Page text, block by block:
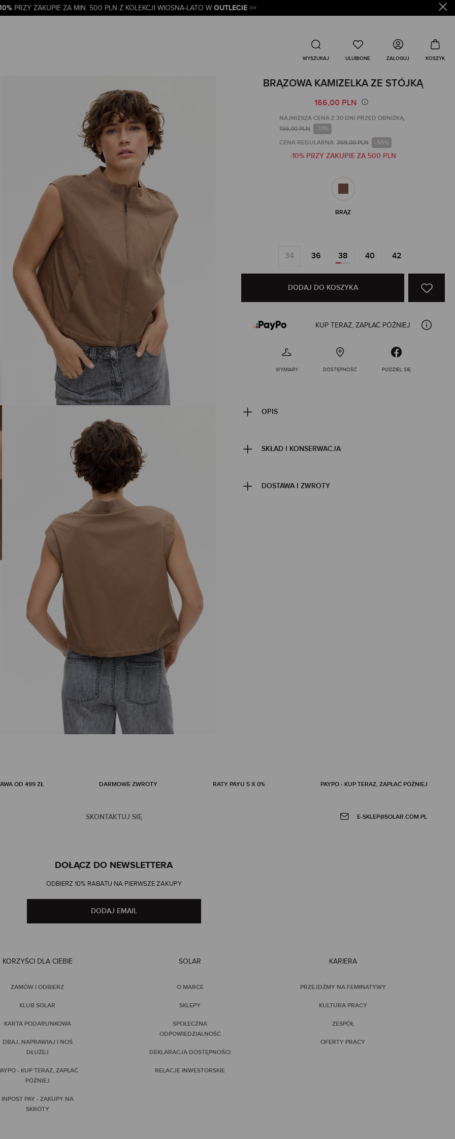
PRZY ZAKUPIE ZA MIN. 500 PLN Z KOLEKCJI WIOSNA-LATO W OUTLECIE >>
ZALOGUJ
BRĄZOWA KAMIZELKA ZE STÓJKĄ
166,00 PLN
NAJNIŻSZA CENA Z 30 DNI PRZED OBNIŻKĄ:
199,00 PLN
-17%
CENA REGULARNA: 369,00 PLN -55%
-10% PRZY ZAKUPIE ZA 500 PLN
BRĄZ
34 36 38 40 42
DODAJ DO KOSZYKA
KUP TERAZ, ZAPŁAĆ PÓŹNIEJ
WYMIARY DOSTĘPNOŚĆ PODZIEL SIĘ
OPIS
SKŁAD I KONSERWACJA
DOSTAWA I ZWROTY
OD 499 ZŁ DARMOWE ZWROTY RATY PAYU 5 X 0% PAYPO - KUP TERAZ, ZAPŁAĆ PÓŹNIEJ
SKONTAKTUJ SIĘ E-SKLEP@SOLAR.COM.PL
DOŁĄCZ DO NEWSLETTERA
ODBIERZ 10% RABATU NA PIERWSZE ZAKUPY
DODAJ EMAIL
KORZYŚCI DLA CIEBIE
ZAMÓW I ODBIERZ
KLUB SOLAR
KARTA PODARUNKOWA
DBAJ, NAPRAWIAJ I NOŚ
DŁUŻEJ
- KUP TERAZ, ZAPŁAĆ
PÓŹNIEJ
INPOST PAY - ZAKUPY NA
SKRÓTY
SOLAR
O MARCE
SKLEPY
SPOŁECZNA
ODPOWIEDZIALNOŚĆ
DEKLARACJA DOSTĘPNOŚCI
RELACJE INWESTORSKIE
KARIERA
PRZEJDŹMY NA FEMINATYWY
KULTURA PRACY
ZESPÓŁ
OFERTY PRACY